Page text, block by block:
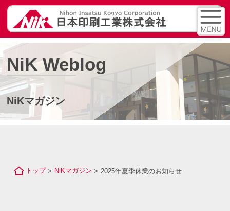
NiK Weblog
NiKマガジン
トップ > NiKマガジン > 2025年夏季休業のお知らせ